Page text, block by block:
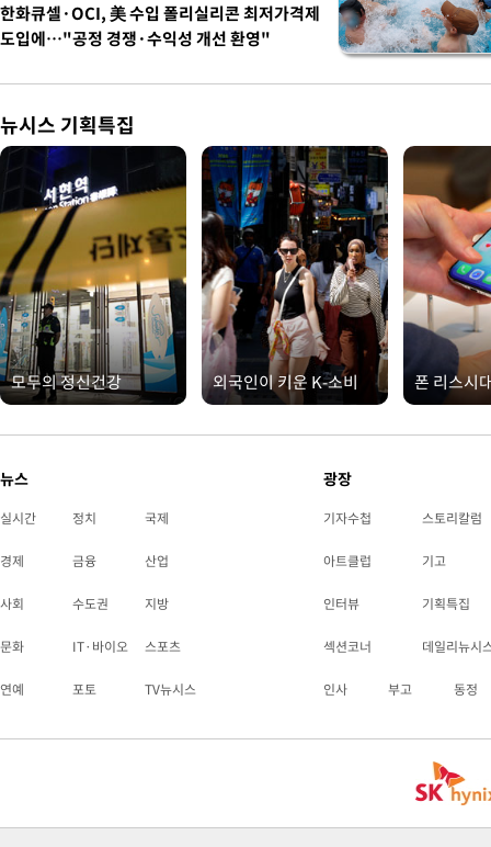
한화큐셀·OCI, 美 수입 폴리실리콘 최저가격제
도입에…"공정 경쟁·수익성 개선 환영"
뉴시스 기획특집
모두의 정신건강 외국인이 키운 K-소비 폰 리스시
뉴스
실시간 정치 국제
경제 금융 산업
사회 수도권 지방
문화 IT·바이오 스포츠
연예 포토 TV뉴시스
광장
기자수첩 스토리칼럼
아트클럽 기고
인터뷰 기획특집
섹션코너 데일리뉴시
인사 부고 동정